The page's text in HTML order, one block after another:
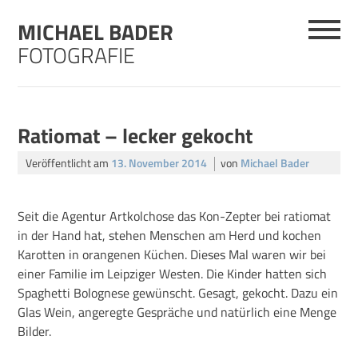
contentMICHAEL BADER
FOTOGRAFIE
Ratiomat – lecker gekocht
Veröffentlicht am 13. November 2014 von Michael Bader
Seit die Agentur Artkolchose das Kon-Zepter bei ratiomat
in der Hand hat, stehen Menschen am Herd und kochen
Karotten in orangenen Küchen. Dieses Mal waren wir bei
einer Familie im Leipziger Westen. Die Kinder hatten sich
Spaghetti Bolognese gewünscht. Gesagt, gekocht. Dazu ein
Glas Wein, angeregte Gespräche und natürlich eine Menge
Bilder.